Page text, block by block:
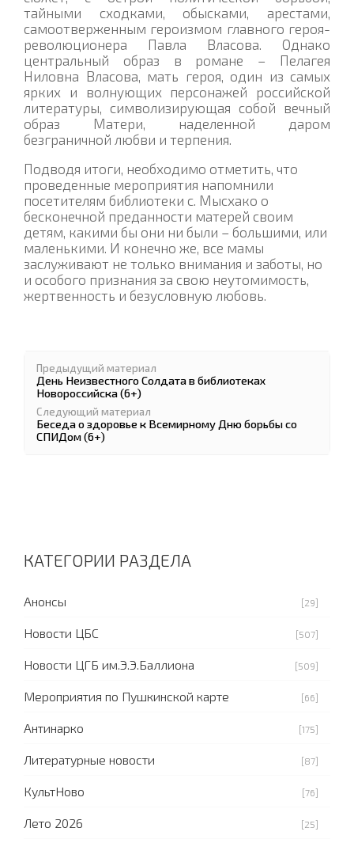
тайными сходками, обысками, арестами,
самоотверженным героизмом главного героя-
революционера Павла Власова. Однако
центральный образ в романе – Пелагея
Ниловна Власова, мать героя, один из самых
ярких и волнующих персонажей российской
литературы, символизирующая собой вечный
образ Матери, наделенной даром
безграничной любви и терпения.
Подводя итоги, необходимо отметить, что
проведенные мероприятия напомнили
посетителям библиотеки с. Мысхако о
бесконечной преданности матерей своим
детям, какими бы они ни были – большими, или
маленькими. И конечно же, все мамы
заслуживают не только внимания и заботы, но
и особого признания за свою неутомимость,
жертвенность и безусловную любовь.
Предыдущий материал
День Неизвестного Солдата в библиотеках
Новороссийска (6+)
Следующий материал
Беседа о здоровье к Всемирному Дню борьбы со
СПИДом (6+)
КАТЕГОРИИ РАЗДЕЛА
Анонсы [29]
Новости ЦБС [507]
Новости ЦГБ им.Э.Э.Баллиона [509]
Мероприятия по Пушкинской карте [66]
Антинарко [175]
Литературные новости [87]
КультНово [76]
Лето 2026 [25]